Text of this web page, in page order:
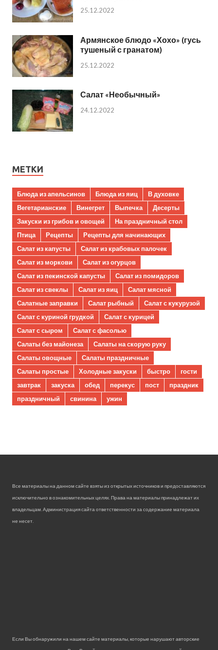
25.12.2022
Армянское блюдо «Хохо» (гусь
тушеный с гранатом)
25.12.2022
Салат «Необычный»
24.12.2022
МЕТКИ
Блюда из апельсинов Блюда из яиц
В духовке
Вегетарианские
Винегрет Выпечка
Десерты
Закуски из грибов и овощей
На праздничный стол
Птица
Рецепты
Рецепты для начинающих
Салат из капусты
Салат из крабовых палочек
Салат из моркови
Салат из огурцов
Салат из пекинской капусты
Салат из помидоров
Салат из свеклы
Салат из яиц
Салат мясной
Салатные заправки
Салат рыбный
Салат с кукурузой
Салат с куриной грудкой
Салат с курицей
Салат с сыром
Салат с фасолью
Салаты без майонеза
Салаты на скорую руку
Салаты овощные
Салаты праздничные
Салаты простые
Холодные закуски быстро
гости
завтрак
закуска обед перекус пост
праздник
праздничный
свинина ужин
Все материалы на данном сайте взяты из открытых источников и предоставляются
исключительно в ознакомительных целях. Права на материалы принадлежат их
владельцам. Администрация сайта ответственности за содержание материала
не несет.
Если Вы обнаружили на нашем сайте материалы, которые нарушают авторские